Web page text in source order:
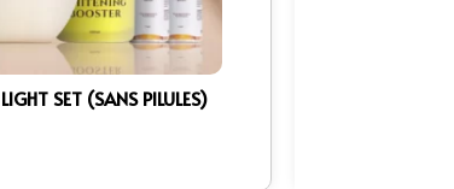
SET (SANS PILULES)